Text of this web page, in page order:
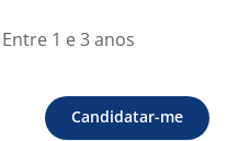
Entre 1 e 3 anos
Candidatar-me